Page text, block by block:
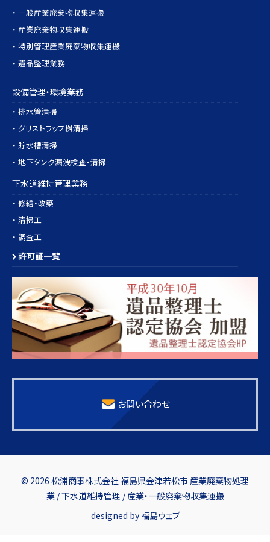
・ 一般産業廃棄物収集運搬
・ 産業廃棄物収集運搬
・ 特別管理産業廃棄物収集運搬
・ 遺品整理業務
設備管理・環境業務
・ 排水管清掃
・ グリストラップ桝清掃
・ 貯水槽清掃
・ 地下タンク漏洩検査・清掃
下水道維持管理業務
・ 修繕・改築
・ 清掃工
・ 調査工
許可証一覧
お問い合わせ
© 2026 松浦商事株式会社 福島県会津若松市 産業廃棄物処理
業 / 下水道維持管理 / 産業・一般廃棄物収集運搬
designed by福島ウェブ